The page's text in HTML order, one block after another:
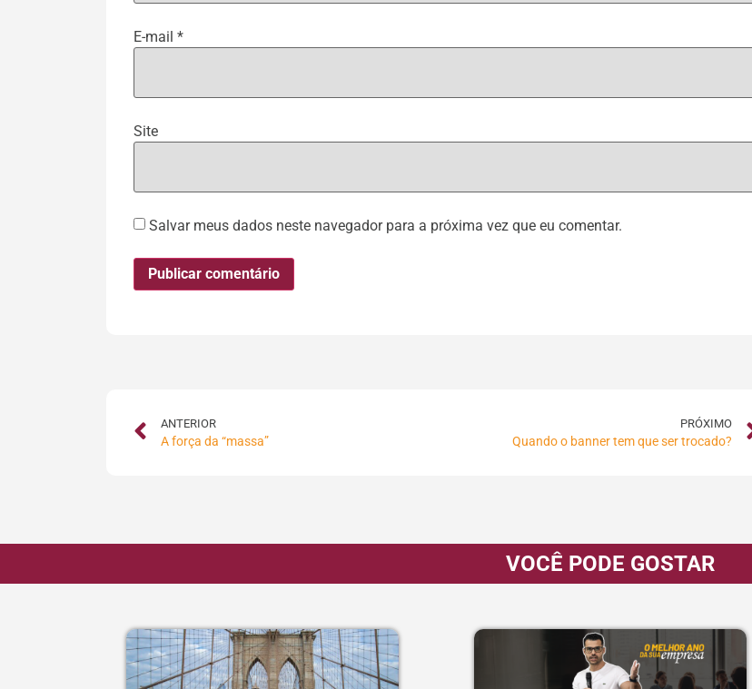
E-mail *
Site
Salvar meus dados neste navegador para a próxima vez que eu comentar.
ANTERIOR
A força da “massa”
PRÓXIMO
Quando o banner tem que ser trocado?
VOCÊ PODE GOSTAR